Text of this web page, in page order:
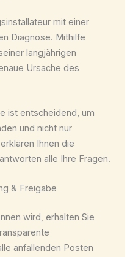
mit einer
Diagnose. Mithilfe
langjährigen
Ursache des
ist entscheidend, um
und nicht nur
Ihnen die
alle Ihre Fragen.
& Freigabe
wird, erhalten Sie
anfallenden Posten